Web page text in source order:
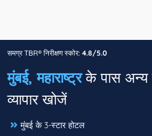
समग्र TBR® निरीक्षण स्कोर: 4.8/5.0
मुंबई, महाराष्ट्रके पास अन्य
व्यापार खोजें
मुंबई के 3-स्टार होटल